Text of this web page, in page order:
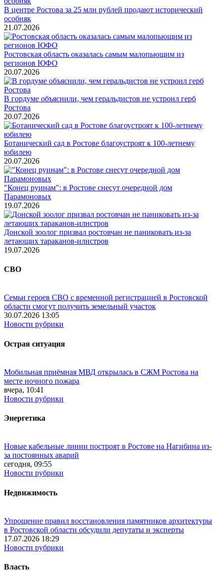
В центре Ростова за 25 млн рублей продают исторический
особняк
21.07.2026
Ростовская область оказалась самым малопьющим из
регионов ЮФО
20.07.2026
В гордуме объяснили, чем геральдистов не устроил герб
Ростова
20.07.2026
Ботанический сад в Ростове благоустроят к 100-летнему
юбилею
20.07.2026
"Конец руинам": в Ростове снесут очередной дом
Парамоновых
19.07.2026
Донской зоолог призвал ростовчан не паниковать из-за
летающих тараканов-илнстров
19.07.2026
СВО
Семьи героев СВО с временной регистрацией в Ростовской
области смогут получить земельный участок
30.07.2026 13:05
Новости рубрики
Острая ситуация
Мобильная приёмная МВД открылась в СЖМ Ростова на
месте ночного пожара
вчера, 10:41
Новости рубрики
Энергетика
Новые кабельные линии построят в Ростове на Нагибина из-
за постоянных аварий
сегодня, 09:55
Новости рубрики
Недвижимость
Упрощение правил восстановления памятников архитектуры
в Ростовской области обсудили депутаты и эксперты
17.07.2026 18:29
Новости рубрики
Власть